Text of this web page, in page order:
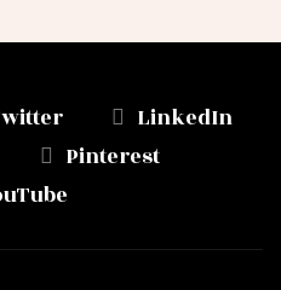
LinkedIn
Pinterest